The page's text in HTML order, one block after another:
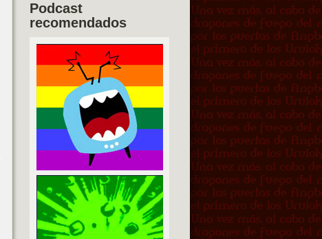
Podcast
recomendados